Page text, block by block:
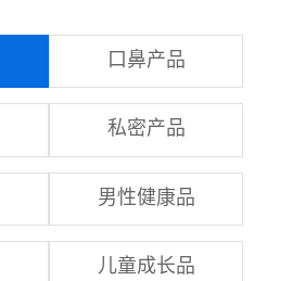
口鼻产品
私密产品
男性健康品
儿童成长品